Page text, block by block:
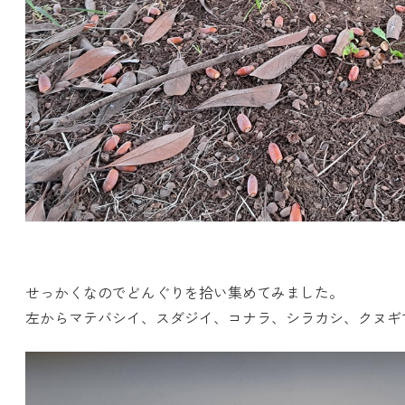
せっかくなのでどんぐりを拾い集めてみました。
左からマテバシイ、スダジイ、コナラ、シラカシ、クヌ